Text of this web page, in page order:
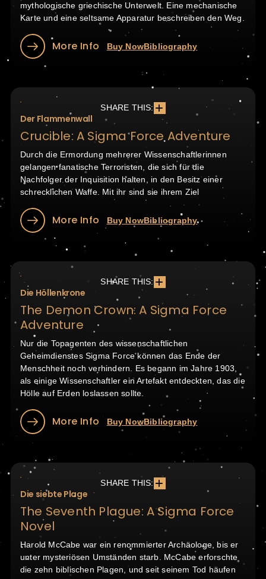
mythologische griechische Unterwelt. Eine mechanische
Karte und eine seltsame Apparatur beschreiben den Weg.
More Info Buy NowBibliography
SHARE THIS:
Der Flammenwall
Crucible: A Sigma Force Adventure
Durch die Ermordung mehrerer Wissenschaftlerinnen
gelangen fanatische Terroristen, die sich für die
Nachfolger der Inquisition halten, in den Besitz einer
schrecklichen Waffe. Mit ihr sind sie ihrem Ziel
More Info Buy NowBibliography
SHARE THIS:
Die Höllenkrone
The Demon Crown: A Sigma Force
Adventure
Nur die Topagenten des wissenschaftlichen
Geheimdienstes Sigma Force können das Ende der
Menschheit noch verhindern. Es begann im Jahre 1903,
als einige Wissenschaftler ein Artefakt entdeckten, das die
Hölle auf Erden loslassen sollte.
More Info Buy NowBibliography
SHARE THIS:
Die siebte Plage
The Seventh Plague: A Sigma Force
Novel
Harold McCabe war ein renommierter Archäologe, bis er
unter mysteriösen Umständen starb. McCabe erforschte
die zehn biblischen Plagen, und seit seinem Tod häufen